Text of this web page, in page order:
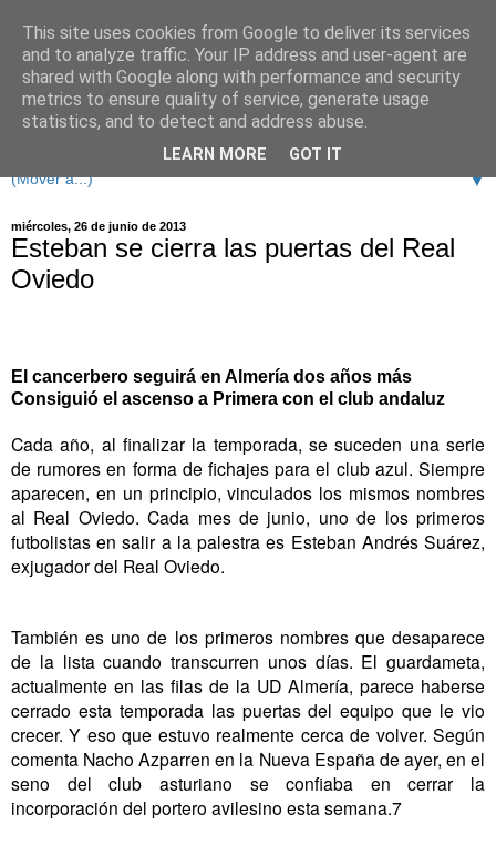
▼
miércoles, 26 de junio de 2013
Esteban se cierra las puertas del Real
Oviedo
El cancerbero seguirá en Almería dos años más
Consiguió el ascenso a Primera con el club andaluz
Cada año, al finalizar la temporada, se suceden una serie
de rumores en forma de fichajes para el club azul. Siempre
aparecen, en un principio, vinculados los mismos nombres
al Real Oviedo. Cada mes de junio, uno de los primeros
futbolistas en salir a la palestra es Esteban Andrés Suárez,
exjugador del Real Oviedo.
También es uno de los primeros nombres que desaparece
de la lista cuando transcurren unos días. El guardameta,
actualmente en las filas de la UD Almería, parece haberse
cerrado esta temporada las puertas del equipo que le vio
crecer. Y eso que estuvo realmente cerca de volver. Según
comenta Nacho Azparren en la Nueva España de ayer, en el
seno del club asturiano se confiaba en cerrar la
incorporación del portero avilesino esta semana.7
This site uses cookies from Google to deliver its services
and to analyze traffic. Your IP address and user-agent are
shared with Google along with performance and security
metrics to ensure quality of service, generate usage
statistics, and to detect and address abuse.
LEARN MORE GOT IT